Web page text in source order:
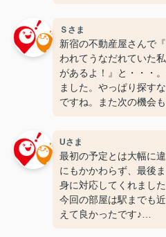
Ｓさま
新宿の不動産屋さんで
われてうなだれていた
があるよ！』と・・・
ました。やっぱり探す
ですね。また次の機会
Uさま
最初の予定とは大幅に
にもかかわらず、最後
身に対応してくれました
今回の部屋は駅までも
えて良かったです♪